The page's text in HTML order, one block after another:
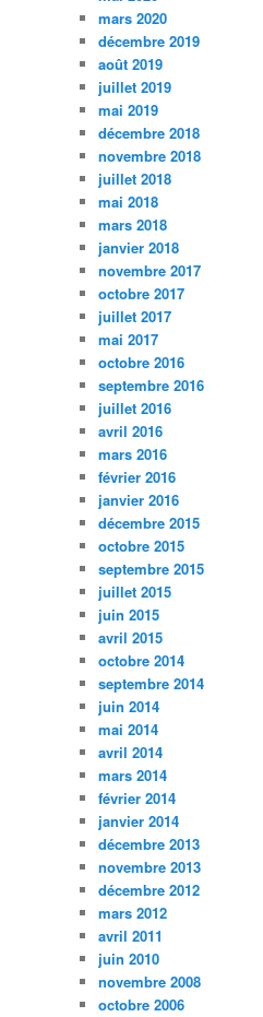
mars 2020
décembre 2019
août 2019
juillet 2019
mai 2019
décembre 2018
novembre 2018
juillet 2018
mai 2018
mars 2018
janvier 2018
novembre 2017
octobre 2017
juillet 2017
mai 2017
octobre 2016
septembre 2016
juillet 2016
avril 2016
mars 2016
février 2016
janvier 2016
décembre 2015
octobre 2015
septembre 2015
juillet 2015
juin 2015
avril 2015
octobre 2014
septembre 2014
juin 2014
mai 2014
avril 2014
mars 2014
février 2014
janvier 2014
décembre 2013
novembre 2013
décembre 2012
mars 2012
avril 2011
juin 2010
novembre 2008
octobre 2006